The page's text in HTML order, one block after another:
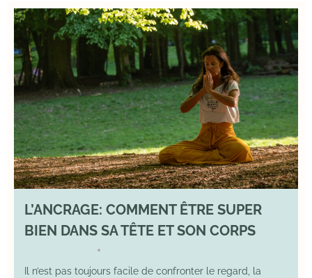
L’ANCRAGE: COMMENT ÊTRE SUPER
BIEN DANS SA TÊTE ET SON CORPS
•
Il n’est pas toujours facile de confronter le regard, la